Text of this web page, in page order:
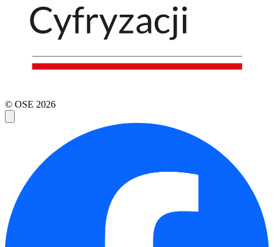
© OSE 2026